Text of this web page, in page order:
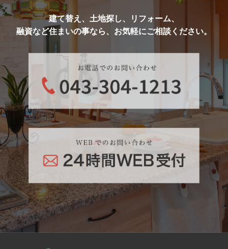
建て替え、土地探し、リフォーム、
融資など住まいの事なら、お気軽にご相談ください。